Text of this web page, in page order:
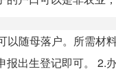
随母落户。所需材
出生登记即可。 2.